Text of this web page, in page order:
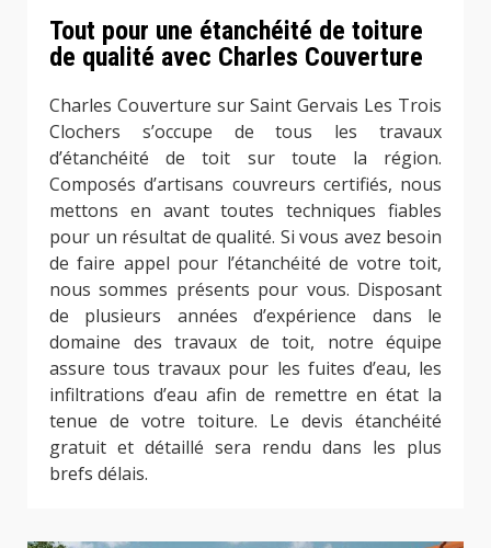
Tout pour une étanchéité de toiture
de qualité avec Charles Couverture
Charles Couverture sur Saint Gervais Les Trois
Clochers s’occupe de tous les travaux
d’étanchéité de toit sur toute la région.
Composés d’artisans couvreurs certifiés, nous
mettons en avant toutes techniques fiables
pour un résultat de qualité. Si vous avez besoin
de faire appel pour l’étanchéité de votre toit,
nous sommes présents pour vous. Disposant
de plusieurs années d’expérience dans le
domaine des travaux de toit, notre équipe
assure tous travaux pour les fuites d’eau, les
infiltrations d’eau afin de remettre en état la
tenue de votre toiture. Le devis étanchéité
gratuit et détaillé sera rendu dans les plus
brefs délais.